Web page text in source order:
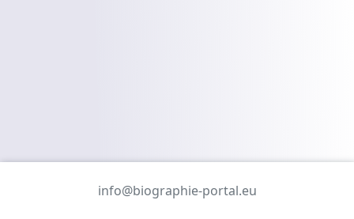
info@biographie-portal.eu